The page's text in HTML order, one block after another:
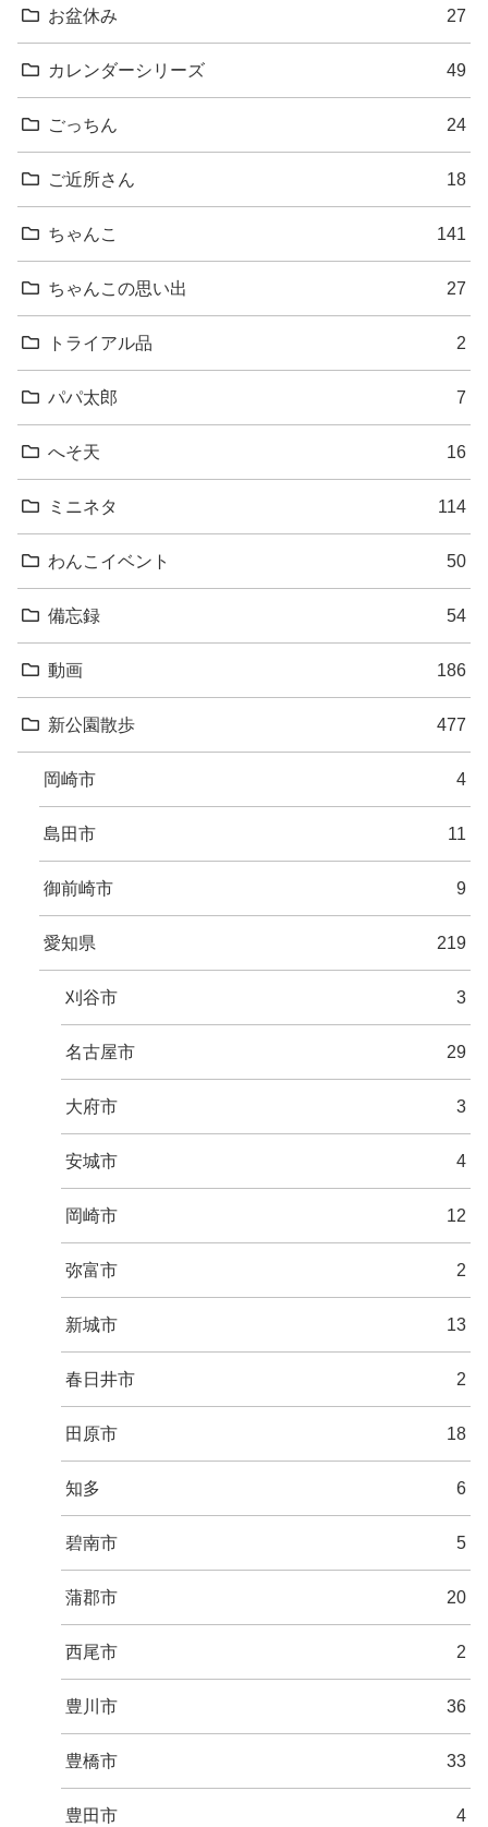
お盆休み 27
カレンダーシリーズ 49
ごっちん 24
ご近所さん 18
ちゃんこ 141
ちゃんこの思い出 27
トライアル品 2
パパ太郎 7
へそ天 16
ミニネタ 114
わんこイベント 50
備忘録 54
動画 186
新公園散歩 477
岡崎市 4
島田市 11
御前崎市 9
愛知県 219
刈谷市 3
名古屋市 29
大府市 3
安城市 4
岡崎市 12
弥富市 2
新城市 13
春日井市 2
田原市 18
知多 6
碧南市 5
蒲郡市 20
西尾市 2
豊川市 36
豊橋市 33
豊田市 4